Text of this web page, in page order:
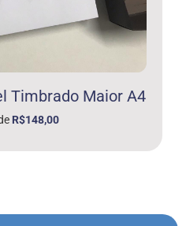
Timbrado Maior A4
R$148,00